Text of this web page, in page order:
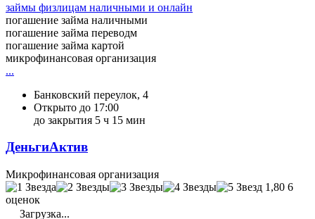
займы физлицам наличными и онлайн
погашение займа наличными
погашение займа переводм
погашение займа картой
микрофинансовая организация
...
Банковский переулок, 4
Открыто до 17:00
до закрытия 5 ч 15 мин
ДеньгиАктив
Микрофинансовая организация
1,80 6
оценок
Загрузка...